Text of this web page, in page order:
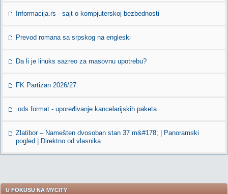
Informacija.rs - sajt o kompjuterskoj bezbednosti
Prevod romana sa srpskog na engleski
Da li je linuks sazreo za masovnu upotrebu?
FK Partizan 2026/27.
.ods format - upoređivanje kancelarijskih paketa
Zlatibor – Namešten dvosoban stan 37 m&#178; | Panoramski
pogled | Direktno od vlasnika
U FOKUSU NA MYCITY